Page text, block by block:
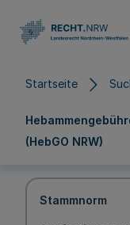
Startseite
(HebGO NRW)
Stammnorm